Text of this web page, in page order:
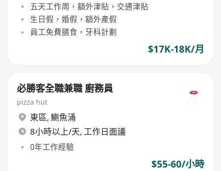
五天工作周，額外津貼，交通津貼
生日假，婚假，額外產假
員工免費膳食，牙科計劃
$17K-18K/月
必勝客全職兼職 廚務員
pizza hut
東區, 鰂魚涌
8小時以上/天, 工作日面議
0年工作經驗
$55-60/小時